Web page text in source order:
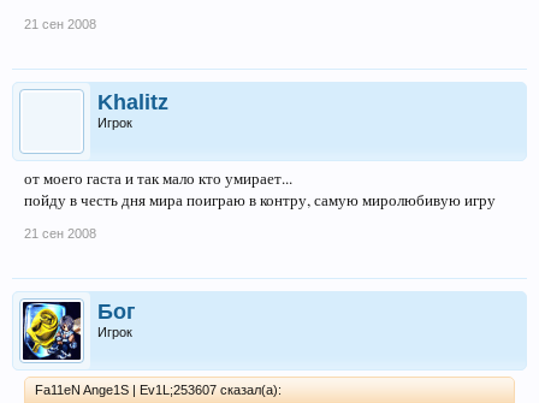
21 сен 2008
Khalitz
Игрок
от моего гаста и так мало кто умирает...
пойду в честь дня мира поиграю в контру, самую миролюбивую игру
21 сен 2008
Бог
Игрок
Fa11eN Ange1S | Ev1L;253607 сказал(а):